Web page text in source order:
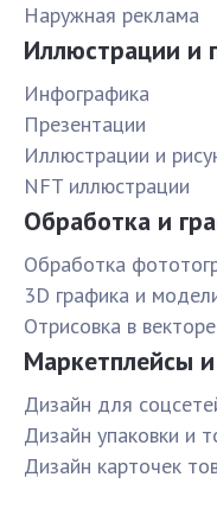
Наружная реклама
Иллюстрации и
Инфографика
Презентации
Иллюстрации и
NFT иллюстрации
Обработка и
Обработка
3D графика и
Отрисовка в векторе
Маркетплейсы
Дизайн для
Дизайн упаковки и
Дизайн карточек